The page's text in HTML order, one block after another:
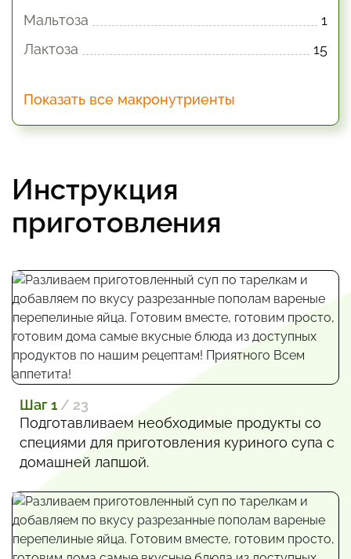
Мальтоза
1
Лактоза
15
Показать все макронутриенты
Инструкция
приготовления
Шаг 1 / 23
Подготавливаем необходимые продукты со
специями для приготовления куриного супа с
домашней лапшой.